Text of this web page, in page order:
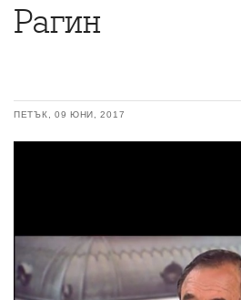
Рагин
ПЕТЪК, 09 ЮНИ, 2017